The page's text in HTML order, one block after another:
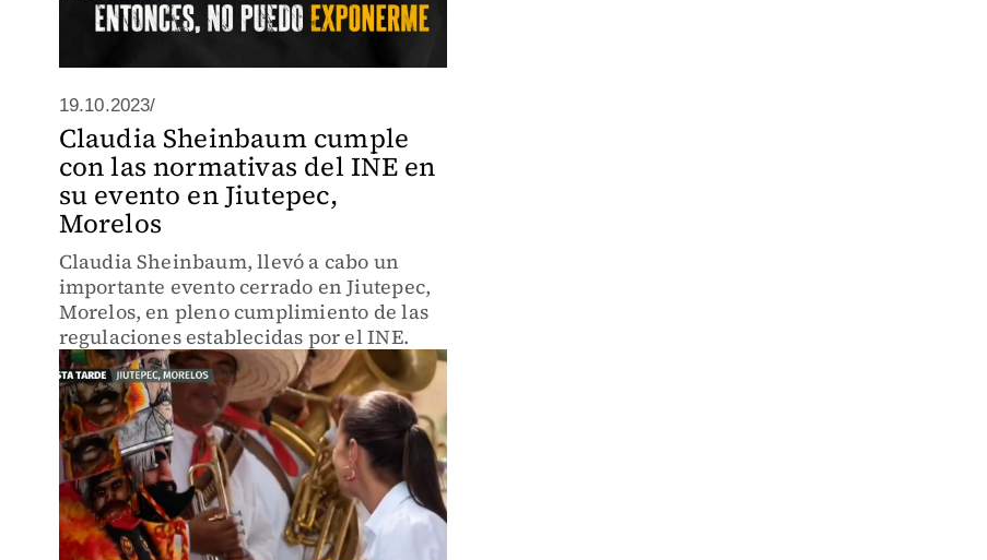
19.10.2023/
Claudia Sheinbaum cumple
con las normativas del INE en
su evento en Jiutepec,
Morelos
Claudia Sheinbaum, llevó a cabo un
importante evento cerrado en Jiutepec,
Morelos, en pleno cumplimiento de las
regulaciones establecidas por el INE.